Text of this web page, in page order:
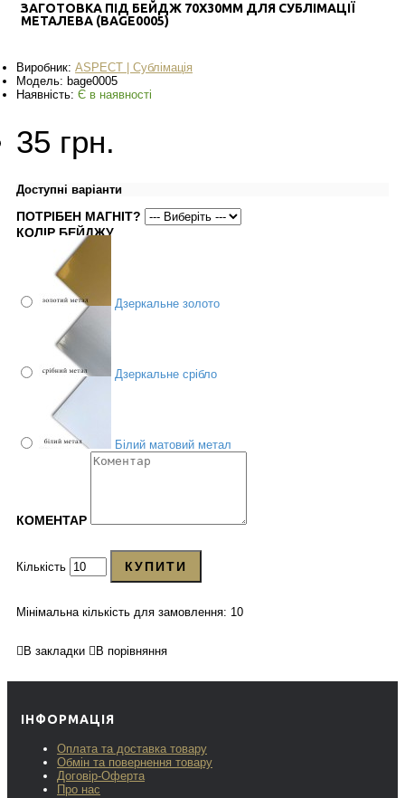
ЗАГОТОВКА ПІД БЕЙДЖ 70Х30ММ ДЛЯ СУБЛІМАЦІЇ
МЕТАЛЕВА (BAGE0005)
Виробник: ASPECT | Сублімація
Модель: bage0005
Наявність: Є в наявності
35 грн.
Доступні варіанти
ПОТРІБЕН МАГНІТ?
КОЛІР БЕЙДЖУ
Дзеркальне золото
Дзеркальне срібло
Білий матовий метал
КОМЕНТАР
Кількість КУПИТИ
Мінімальна кількість для замовлення: 10
В закладки В порівняння
ІНФОРМАЦІЯ
Оплата та доставка товару
Обмін та повернення товару
Договір-Оферта
Про нас